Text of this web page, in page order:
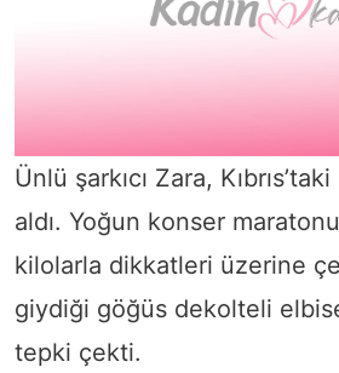
Ünlü şarkıcı Zara,
aldı. Yoğun konser
kilolarla dikkatleri üzerine
giydiği göğüs dekolteli
tepki çekti.